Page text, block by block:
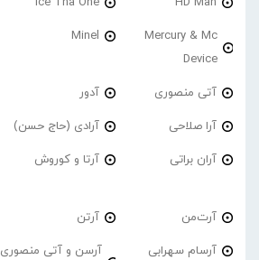
Mercury & Mc
Device
Minel
آتی منصوری آدور
آرا صلاحی آرادی (حاج حسن)
آران براتی آرتا و کوروش
آرت‌من آرتن
آرسام سهرابی
آرسن و آتی منصوری